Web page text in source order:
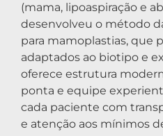
(mama, lipoaspiração e
desenvolveu o método
para mamoplastias, que
adaptados ao biotipo e
oferece estrutura
ponta e equipe
cada paciente com
e atenção aos mínimos